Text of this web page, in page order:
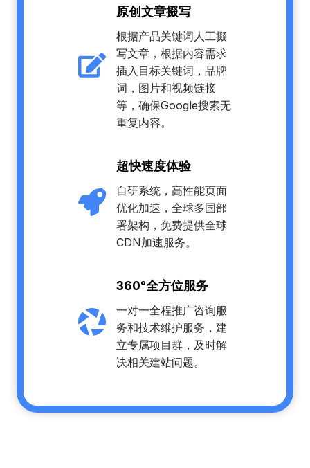
原创文章掇写
根据产品关键词人工掇
写文章，根据内容需求
插入目标关键词，品牌
词，图片和视频链接
等，确保Google搜索无
重复内容。
超快速度体验
自研系统，高性能页面
优化加速，全球多国部
署架构，免费提供全球
CDN加速服务。
360°全方位服务
一对一全程推广咨询服
务和技术维护服务，建
立专属项目群，及时解
决相关建站问题。